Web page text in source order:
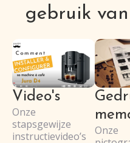
gebruik
Video's
Onze
stapsgewijze
instructievideo’s
Onze